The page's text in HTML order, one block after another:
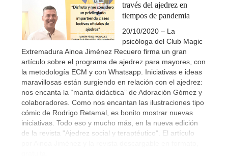
través del ajedrez en
tiempos de pandemia
20/10/2020 – La
psicóloga del Club Magic
Extremadura Ainoa Jiménez Recuero firma un gran
artículo sobre el programa de ajedrez para mayores, con
la metodología ECM y con Whatsapp. Iniciativas e ideas
maravillosas están surgiendo en relación con el ajedrez:
nos encanta la “manta didáctica” de Adoración Gómez y
colaboradores. Como nos encantan las ilustraciones tipo
cómic de Rodrigo Retamal, es bonito mostrar nuevas
iniciativas. Todo eso y mucho más, en la nueva edición
de la revista "Ajedrez social y teraptéutico". El artículo